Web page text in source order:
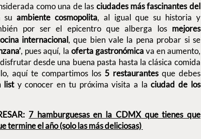
como una de las ciudades más fascinantes del
suambiente cosmopolita, al igual que su historia y
por ser el epicentro que alberga los mejores
internacional, que bien vale la pena probar si se
, pues aquí, la oferta gastronómicava en aumento,
desde una buena pasta hasta la clásica comida
aquí te compartimos los 5 restaurantesque debes
list y conocer en tu próxima visita a laciudad de los
7 hamburguesas en la CDMX que tienes que
termine el año (solo las más deliciosas)